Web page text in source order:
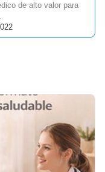
de alto valor para